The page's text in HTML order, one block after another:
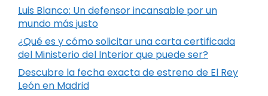
Luis Blanco: Un defensor incansable por un
mundo más justo
¿Qué es y cómo solicitar una carta certificada
del Ministerio del Interior que puede ser?
Descubre la fecha exacta de estreno de El Rey
León en Madrid